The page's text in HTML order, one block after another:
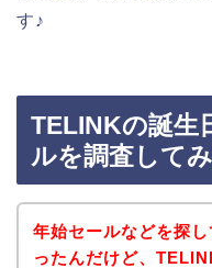
す♪
TELINKの誕生
ルを調査してみ
年始セールなどを探
ったんだけど、